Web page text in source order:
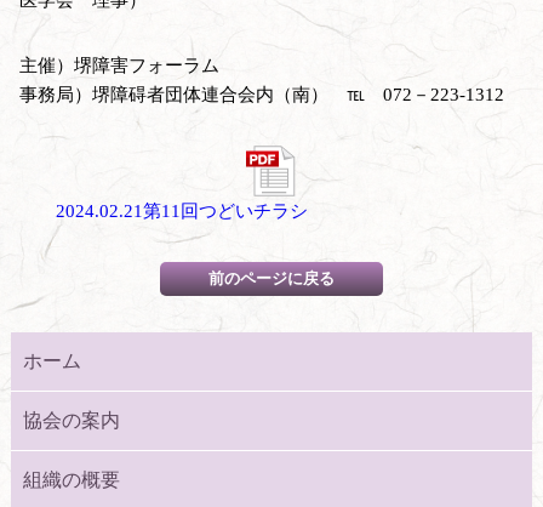
主催）堺障害フォーラム
事務局）堺障碍者団体連合会内（南） ℡ 072－223-1312
2024.02.21第11回つどいチラシ
ホーム
協会の案内
組織の概要